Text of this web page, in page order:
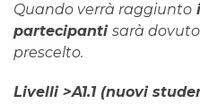
Quando verrà raggiunto
partecipanti sarà
prescelto.
Livelli >A1.1 (nuovi